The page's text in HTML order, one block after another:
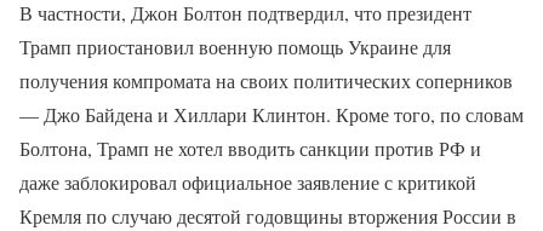
В частности, Джон Болтон подтвердил, что президент
Трамп приостановил военную помощь Украине для
получения компромата на своих политических соперников
— Джо Байдена и Хиллари Клинтон. Кроме того, по словам
Болтона, Трамп не хотел вводить санкции против РФ и
даже заблокировал официальное заявление с критикой
Кремля по случаю десятой годовщины вторжения России в